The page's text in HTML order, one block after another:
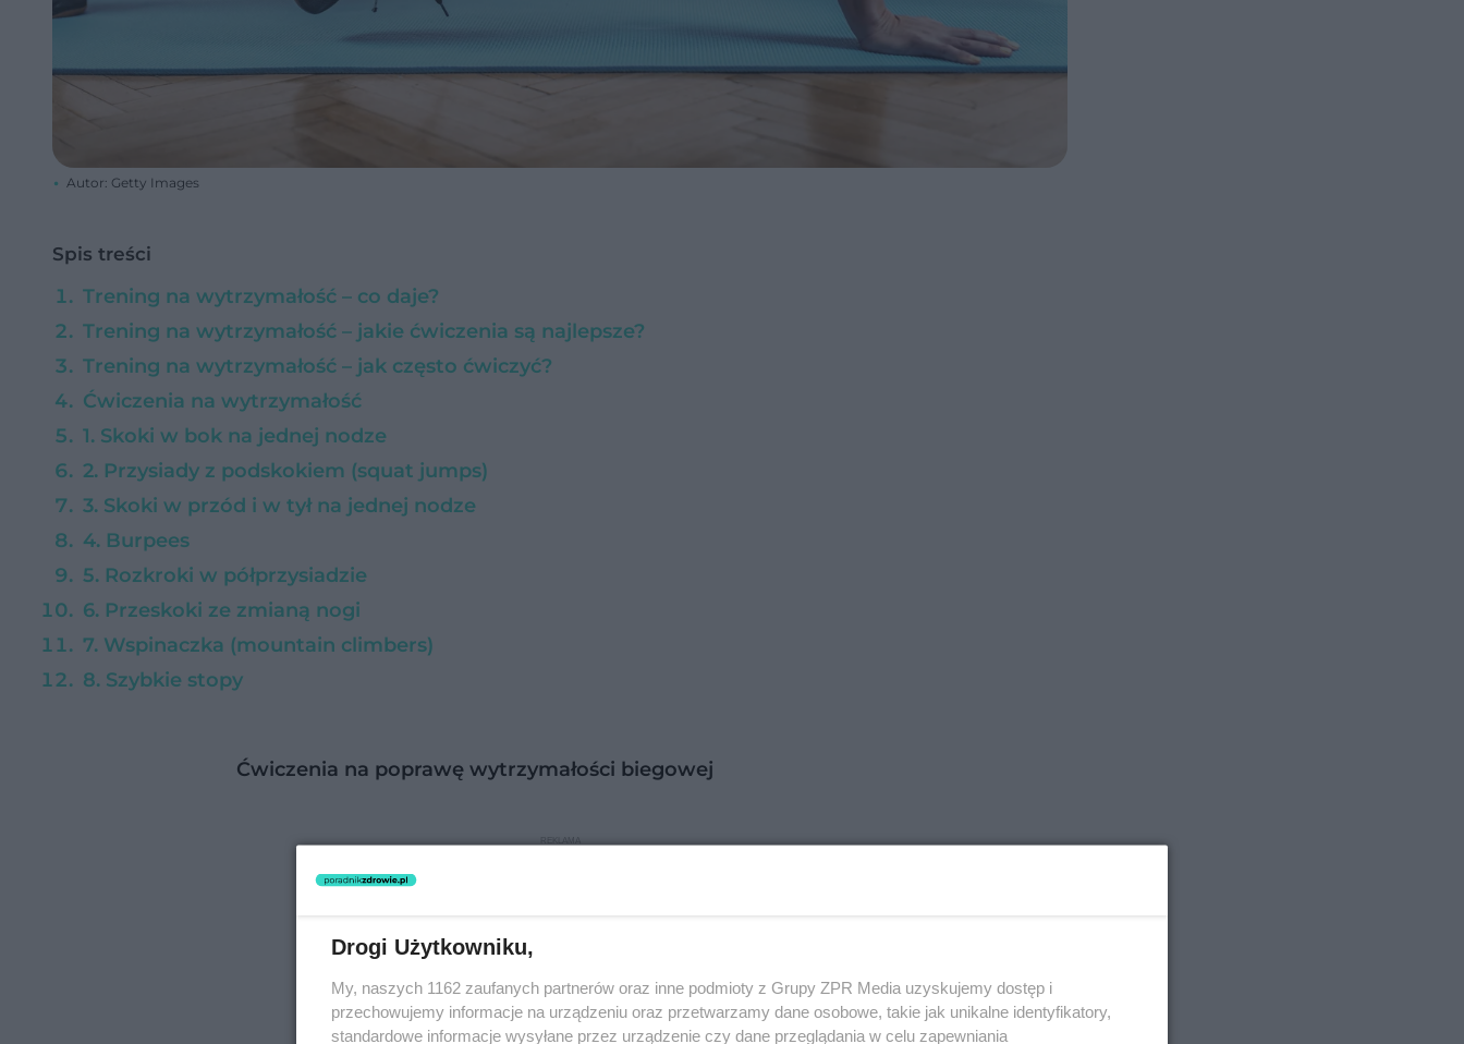
Autor: Getty Images
Spis treści
Trening na wytrzymałość – co daje?
Trening na wytrzymałość – jakie ćwiczenia są najlepsze?
Trening na wytrzymałość – jak często ćwiczyć?
Ćwiczenia na wytrzymałość
1. Skoki w bok na jednej nodze
2. Przysiady z podskokiem (squat jumps)
3. Skoki w przód i w tył na jednej nodze
4. Burpees
5. Rozkroki w półprzysiadzie
6. Przeskoki ze zmianą nogi
7. Wspinaczka (mountain climbers)
8. Szybkie stopy
Ćwiczenia na poprawę wytrzymałości biegowej
Drogi Użytkowniku,
My, naszych 1162 zaufanych partnerów oraz inne podmioty z Grupy ZPR Media uzyskujemy dostęp i
przechowujemy informacje na urządzeniu oraz przetwarzamy dane osobowe, takie jak unikalne identyfikatory,
standardowe informacje wysyłane przez urządzenie czy dane przeglądania w celu zapewniania